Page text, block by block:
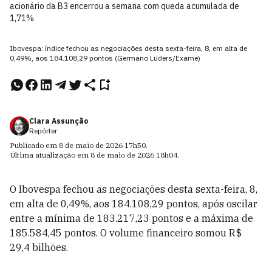
acionário da B3 encerrou a semana com queda acumulada de
1,71%
Ibovespa: índice fechou as negociações desta sexta-feira, 8, em alta de
0,49%, aos 184.108,29 pontos (Germano Lüders/Exame)
Clara Assunção
Repórter
Publicado em 8 de maio de 2026 17h50.
Última atualização em 8 de maio de 2026 18h04.
O Ibovespa fechou as negociações desta sexta-feira, 8,
em alta de 0,49%, aos 184.108,29 pontos, após oscilar
entre a mínima de 183.217,23 pontos e a máxima de
185.584,45 pontos. O volume financeiro somou R$
29,4 bilhões.